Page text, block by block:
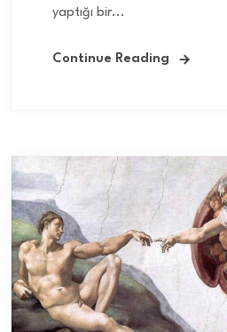
yaptığı bir...
Continue Reading